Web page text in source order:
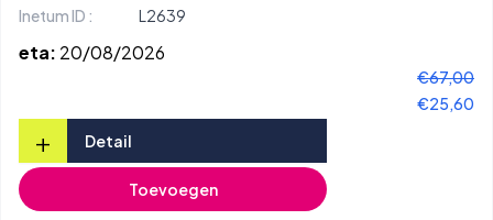
Inetum ID :
L2639
eta: 20/08/2026
€67,00
€25,60
+ Detail
Toevoegen